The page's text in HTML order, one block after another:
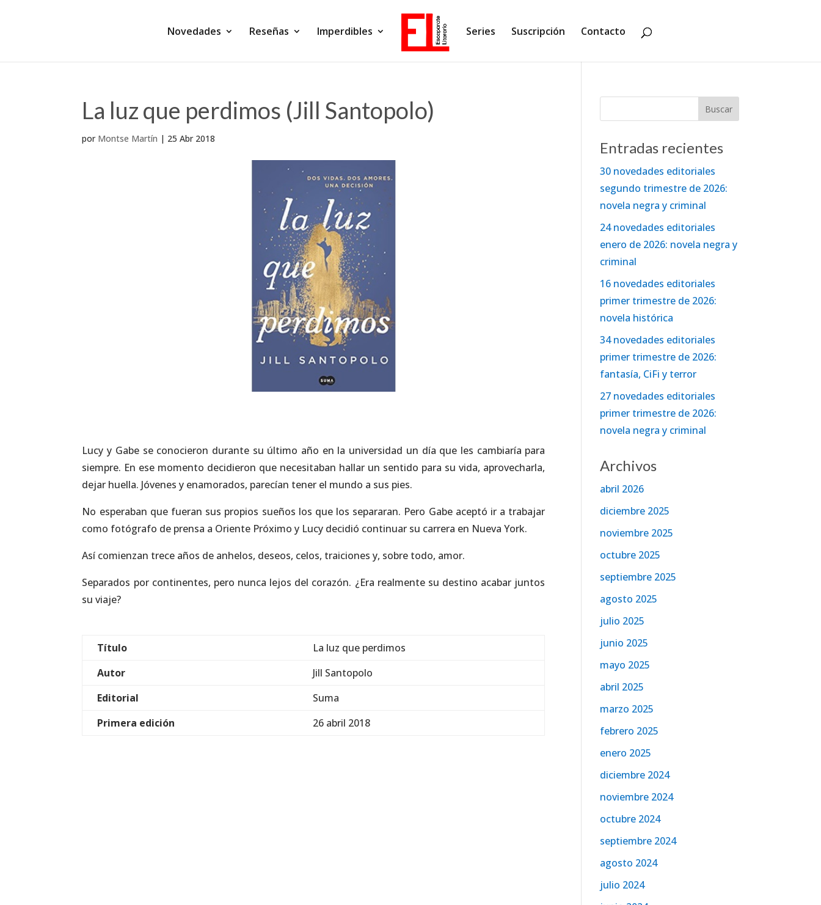
Novedades Reseñas Imperdibles Series Suscripción Contacto
La luz que perdimos (Jill Santopolo)
por Montse Martín | 25 Abr 2018
Lucy y Gabe se conocieron durante su último año en la universidad un día que les cambiaría para
siempre. En ese momento decidieron que necesitaban hallar un sentido para su vida, aprovecharla,
dejar huella. Jóvenes y enamorados, parecían tener el mundo a sus pies.
No esperaban que fueran sus propios sueños los que los separaran. Pero Gabe aceptó ir a trabajar
como fotógrafo de prensa a Oriente Próximo y Lucy decidió continuar su carrera en Nueva York.
Así comienzan trece años de anhelos, deseos, celos, traiciones y, sobre todo, amor.
Separados por continentes, pero nunca lejos del corazón. ¿Era realmente su destino acabar juntos
su viaje?
Título
La luz que perdimos
Autor
Jill Santopolo
Editorial
Suma
Primera edición
26 abril 2018
Entradas recientes
30 novedades editoriales
segundo trimestre de 2026:
novela negra y criminal
24 novedades editoriales
enero de 2026: novela negra y
criminal
16 novedades editoriales
primer trimestre de 2026:
novela histórica
34 novedades editoriales
primer trimestre de 2026:
fantasía, CiFi y terror
27 novedades editoriales
primer trimestre de 2026:
novela negra y criminal
Archivos
abril 2026
diciembre 2025
noviembre 2025
octubre 2025
septiembre 2025
agosto 2025
julio 2025
junio 2025
mayo 2025
abril 2025
marzo 2025
febrero 2025
enero 2025
diciembre 2024
noviembre 2024
octubre 2024
septiembre 2024
agosto 2024
julio 2024